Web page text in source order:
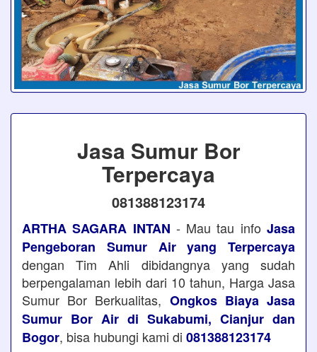
Jasa Sumur Bor
Terpercaya
081388123174
ARTHA SAGARA INTAN - Mau tau infoJasa
Pengeboran Sumur Air yang Terpercaya
dengan Tim Ahli dibidangnya yang sudah
berpengalaman lebih dari 10 tahun, Harga Jasa
Sumur Bor Berkualitas, Ongkos Biaya Jasa
Sumur Bor Air di Sukabumi, Cianjur dan
Bogor, bisa hubungi kami di 081388123174